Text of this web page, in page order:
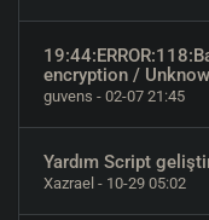
encryption / Unknow
guvens - 02-07 21:45
Yardım Script
Xazrael - 10-29 05:02